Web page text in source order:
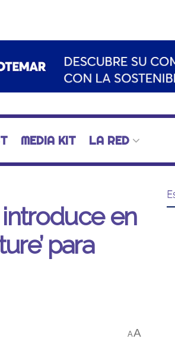
MEDIA KIT LA RED
en
para
AA